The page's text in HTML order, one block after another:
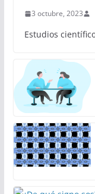
3 octubre, 2023
Estudios